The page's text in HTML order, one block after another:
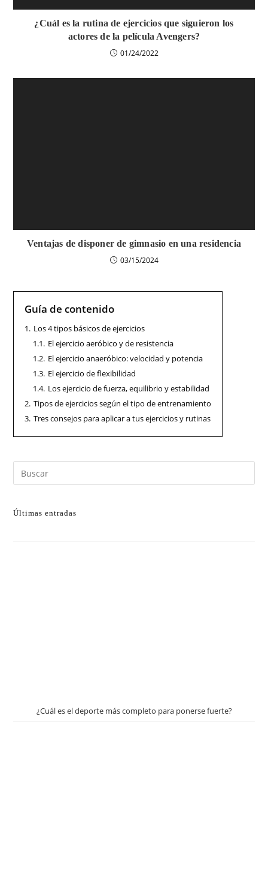
¿Cuál es la rutina de ejercicios que siguieron los
actores de la película Avengers?
01/24/2022
Ventajas de disponer de gimnasio en una residencia
03/15/2024
Guía de contenido
1. Los 4 tipos básicos de ejercicios
1.1. El ejercicio aeróbico y de resistencia
1.2. El ejercicio anaeróbico: velocidad y potencia
1.3. El ejercicio de flexibilidad
1.4. Los ejercicio de fuerza, equilibrio y estabilidad
2. Tipos de ejercicios según el tipo de entrenamiento
3. Tres consejos para aplicar a tus ejercicios y rutinas
Últimas entradas
¿Cuál es el deporte más completo para ponerse fuerte?